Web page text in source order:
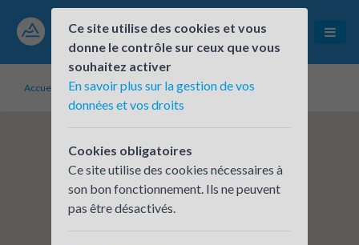
Accueil Établissements inscrits WAT
Ce site utilise des cookies et vous
donne le contrôle sur ceux que vous
souhaitez activer
En savoir plus sur la gestion de vos
données et vos droits
Cookies obligatoires
Ce site utilise des cookies nécessaires à
son bon fonctionnement. Ils ne peuvent
pas être désactivés.